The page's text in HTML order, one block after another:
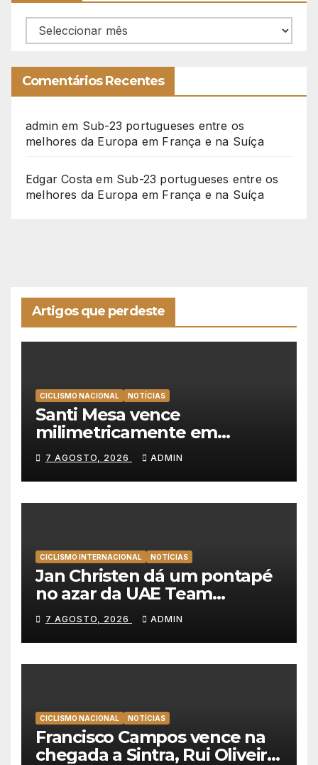
Arquivo
Comentários Recentes
admin em Sub-23 portugueses entre os
melhores da Europa em França e na Suíça
Edgar Costa em Sub-23 portugueses entre os
melhores da Europa em França e na Suíça
Artigos que perdeste
CICLISMO NACIONAL NOTÍCIAS
Santi Mesa vence
milimetricamente em
Albufeira, Rui Oliveira
mantém a amarela da Volta a
Portugal
7 AGOSTO, 2026 ADMIN
CICLISMO INTERNACIONAL NOTÍCIAS
Jan Christen dá um pontapé
no azar da UAE Team
Emirates e vence na Volta a
Polónia
7 AGOSTO, 2026 ADMIN
CICLISMO NACIONAL NOTÍCIAS
Francisco Campos vence na
chegada a Sintra, Rui Oliveira